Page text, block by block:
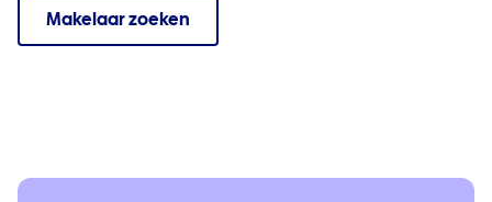
Makelaar zoeken